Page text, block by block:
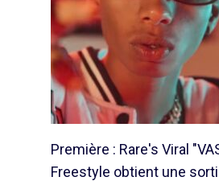
Première : Rare's Viral
Freestyle obtient une